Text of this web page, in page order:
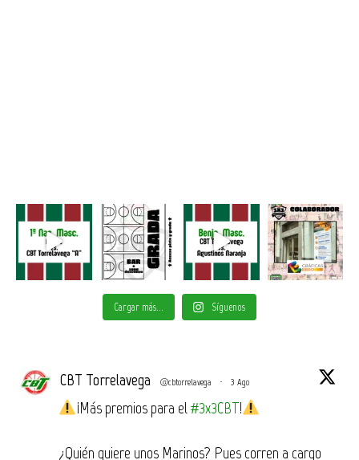
Cargar más... Síguenos
CBT Torrelavega @cbtorrelavega · 3 Ago
¡Más premios para el #3x3CBT!
¿Quién quiere unos Marinos? Pues corren a cargo